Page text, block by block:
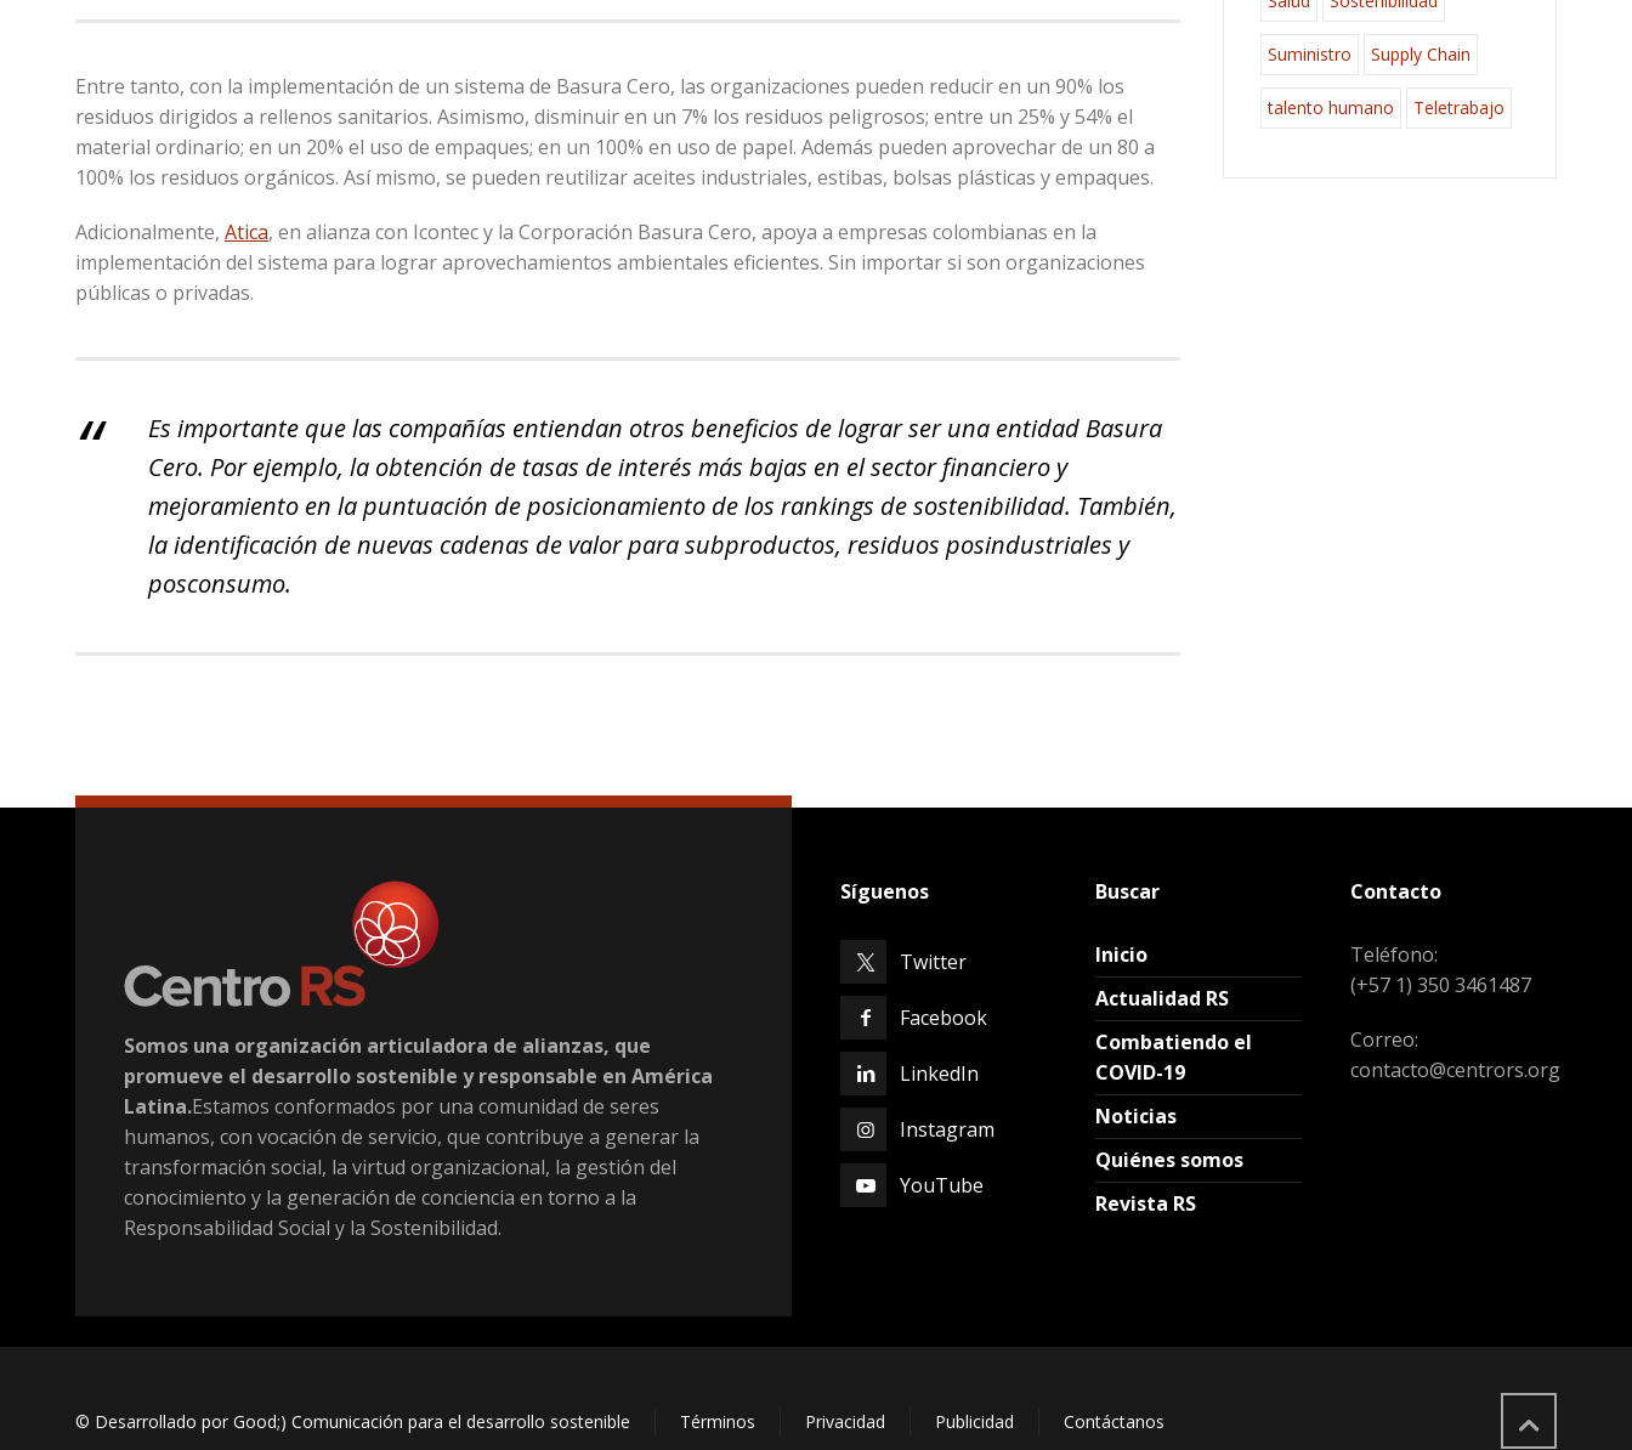
Entre tanto, con la implementación de un sistema de Basura Cero, las organizaciones pueden reducir en un 90% los
residuos dirigidos a rellenos sanitarios. Asimismo, disminuir en un 7% los residuos peligrosos; entre un 25% y 54% el
material ordinario; en un 20% el uso de empaques; en un 100% en uso de papel. Además pueden aprovechar de un 80 a
100% los residuos orgánicos. Así mismo, se pueden reutilizar aceites industriales, estibas, bolsas plásticas y empaques.
Adicionalmente, Atica, en alianza con Icontec y la Corporación Basura Cero, apoya a empresas colombianas en la
implementación del sistema para lograr aprovechamientos ambientales eficientes. Sin importar si son organizaciones
públicas o privadas.
Es importante que las compañías entiendan otros beneficios de lograr ser una entidad Basura
Cero. Por ejemplo, la obtención de tasas de interés más bajas en el sector financiero y
mejoramiento en la puntuación de posicionamiento de los rankings de sostenibilidad. También,
la identificación de nuevas cadenas de valor para subproductos, residuos posindustriales y
posconsumo.
Suministro Supply Chain
talento humano Teletrabajo
Somos una organización articuladora de alianzas, que
promueve el desarrollo sostenible y responsable en América
Latina.Estamos conformados por una comunidad de seres
humanos, con vocación de servicio, que contribuye a generar la
transformación social, la virtud organizacional, la gestión del
conocimiento y la generación de conciencia en torno a la
Responsabilidad Social y la Sostenibilidad.
Síguenos
Twitter
Facebook
LinkedIn
Instagram
YouTube
Buscar
Inicio
Actualidad RS
Combatiendo el
COVID-19
Noticias
Quiénes somos
Revista RS
Contacto
Teléfono:
(+57 1) 350 3461487
Correo:
contacto@centrors.org
© Desarrollado por Good;) Comunicación para el desarrollo sostenible Términos Privacidad Publicidad Contáctanos